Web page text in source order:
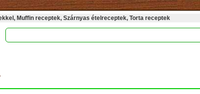
Muffin receptek, Szárnyas ételreceptek, Torta receptek